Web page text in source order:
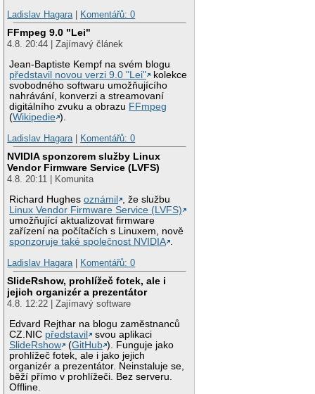
Ladislav Hagara
Komentářů: 0
FFmpeg 9.0 "Lei"
4.8. 20:44 | Zajímavý článek
Jean-Baptiste Kempf na svém blogu
představil novou verzi 9.0 "Lei"
kolekce
svobodného softwaru umožňujícího
nahrávání, konverzi a streamovaní
digitálního zvuku a obrazu FFmpeg
(Wikipedie ).
Ladislav Hagara
Komentářů: 0
NVIDIA sponzorem služby Linux
Vendor Firmware Service (LVFS)
4.8. 20:11 | Komunita
Richard Hughesoznámil
, že službu
Linux Vendor Firmware Service (LVFS)
umožňující aktualizovat firmware
zařízení na počítačích s Linuxem, nově
sponzoruje také společnost NVIDIA .
Ladislav Hagara | Komentářů: 0
SlideRshow, prohlížeč fotek, ale i
jejich organizér a prezentátor
4.8. 12:22 | Zajímavý software
Edvard Rejthar na blogu zaměstnanců
CZ.NIC představil
svou aplikaci
SlideRshow
(GitHub ). Funguje jako
prohlížeč fotek, ale i jako jejich
organizér a prezentátor. Neinstaluje se,
běží přímo v prohlížeči. Bez serveru.
Offline.